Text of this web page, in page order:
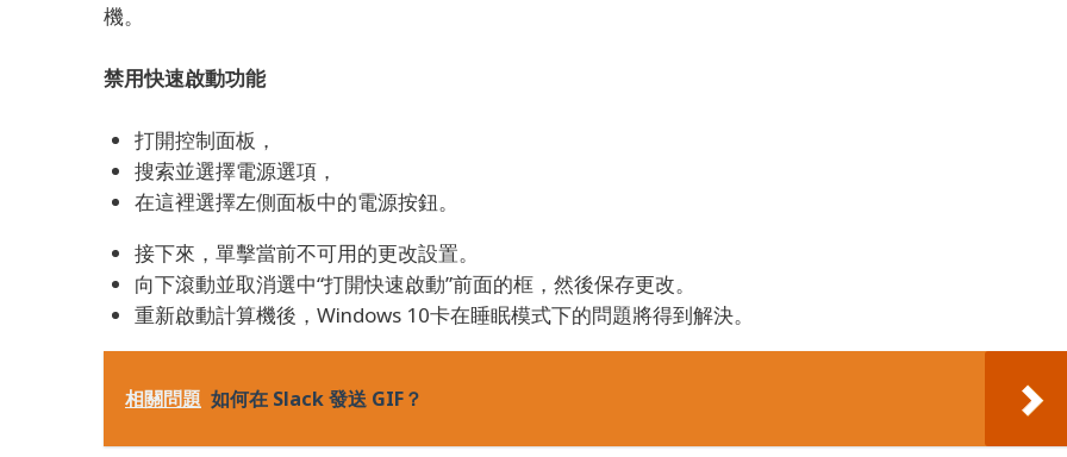
機。
禁用快速啟動功能
打開控制面板，
搜索並選擇電源選項，
在這裡選擇左側面板中的電源按鈕。
接下來，單擊當前不可用的更改設置。
向下滾動並取消選中“打開快速啟動”前面的框，然後保存更改。
重新啟動計算機後，Windows 10卡在睡眠模式下的問題將得到解決。
相關問題 如何在 Slack 發送 GIF？